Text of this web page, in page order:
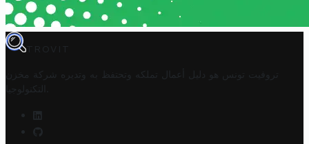
TROVIT
تروفيت تونس هو دليل أعمال تملكه وتحتفظ به وتديره
شركة مخزن
التكنولوجيا